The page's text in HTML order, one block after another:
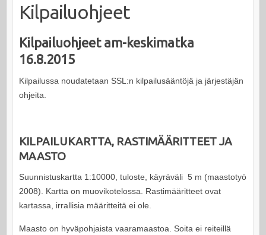
Kilpailuohjeet
Kilpailuohjeet am-keskimatka
16.8.2015
Kilpailussa noudatetaan SSL:n kilpailusääntöjä ja järjestäjän
ohjeita.
KILPAILUKARTTA, RASTIMÄÄRITTEET JA
MAASTO
Suunnistuskartta 1:10000, tuloste, käyräväli 5 m (maastotyö
2008). Kartta on muovikotelossa. Rastimääritteet ovat
kartassa, irrallisia määritteitä ei ole.
Maasto on hyväpohjaista vaaramaastoa. Soita ei reiteillä